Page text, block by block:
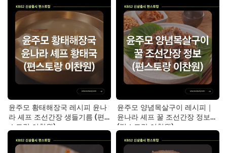
윤주모 황태해장국 레시피 윤나
라 셰프 조선간장 생들기름 (편
스토랑 이찬원)
윤주모 양념목살구이 레시피｜
윤나라 셰프 꿀 조선간장 정보
(편스토랑 이찬원)